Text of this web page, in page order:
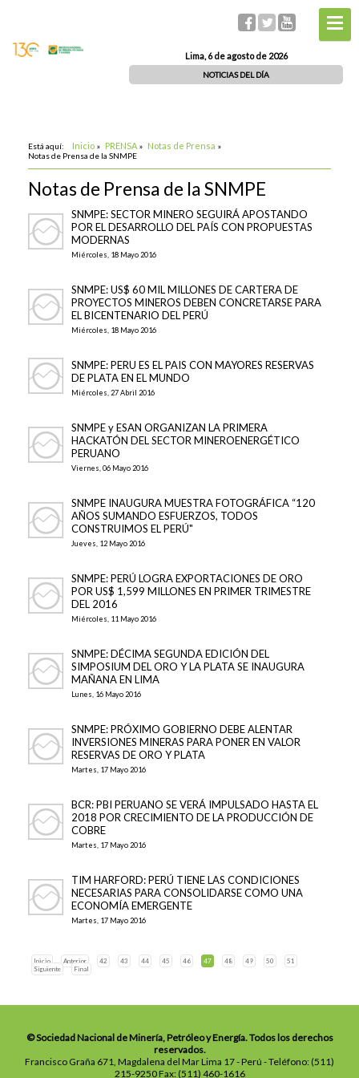
Lima, 6 de agosto de 2026
NOTICIAS DEL DÍA
Está aquí: Inicio » PRENSA » Notas de Prensa »
Notas de Prensa de la SNMPE
Notas de Prensa de la SNMPE
SNMPE: SECTOR MINERO SEGUIRÁ APOSTANDO
POR EL DESARROLLO DEL PAÍS CON PROPUESTAS
MODERNAS
Miércoles, 18 Mayo 2016
SNMPE: US$ 60 MIL MILLONES DE CARTERA DE
PROYECTOS MINEROS DEBEN CONCRETARSE PARA
EL BICENTENARIO DEL PERÚ
Miércoles, 18 Mayo 2016
SNMPE: PERU ES EL PAIS CON MAYORES RESERVAS
DE PLATA EN EL MUNDO
Miércoles, 27 Abril 2016
SNMPE y ESAN ORGANIZAN LA PRIMERA
HACKATÓN DEL SECTOR MINEROENERGÉTICO
PERUANO
Viernes, 06 Mayo 2016
SNMPE INAUGURA MUESTRA FOTOGRÁFICA “120
AÑOS SUMANDO ESFUERZOS, TODOS
CONSTRUIMOS EL PERÚ"
Jueves, 12 Mayo 2016
SNMPE: PERÚ LOGRA EXPORTACIONES DE ORO
POR US$ 1,599 MILLONES EN PRIMER TRIMESTRE
DEL 2016
Miércoles, 11 Mayo 2016
SNMPE: DÉCIMA SEGUNDA EDICIÓN DEL
SIMPOSIUM DEL ORO Y LA PLATA SE INAUGURA
MAÑANA EN LIMA
Lunes, 16 Mayo 2016
SNMPE: PRÓXIMO GOBIERNO DEBE ALENTAR
INVERSIONES MINERAS PARA PONER EN VALOR
RESERVAS DE ORO Y PLATA
Martes, 17 Mayo 2016
BCR: PBI PERUANO SE VERÁ IMPULSADO HASTA EL
2018 POR CRECIMIENTO DE LA PRODUCCIÓN DE
COBRE
Martes, 17 Mayo 2016
TIM HARFORD: PERÚ TIENE LAS CONDICIONES
NECESARIAS PARA CONSOLIDARSE COMO UNA
ECONOMÍA EMERGENTE
Martes, 17 Mayo 2016
Inicio Anterior 42 43 44 45 46 47 48 49 50
51
Siguiente
Final
© Sociedad Nacional de Minería, Petróleo y Energía. Todos los derechos
reservados.
Francisco Graña 671, Magdalena del Mar Lima 17 - Perú - Teléfono: (511)
215-9250 Fax: (511) 460-1616